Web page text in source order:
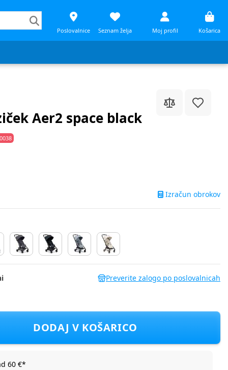
Poslovalnice Seznam želja Moj profil Košarica
Aer2 space black
Izračun obrokov
Preverite zalogo po poslovalnicah
black
DODAJ V KOŠARICO
60 €*